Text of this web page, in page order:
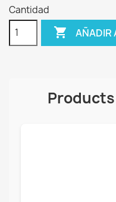
Cantidad
 AÑADIR